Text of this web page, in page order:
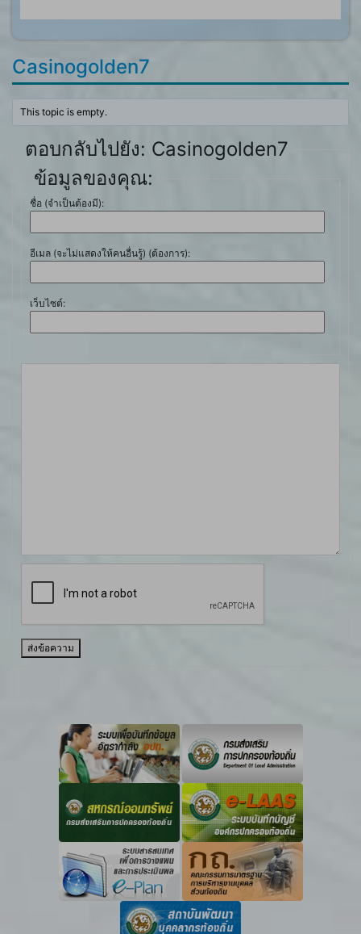
Casinogolden7
This topic is empty.
ตอบกลับไปยัง: Casinogolden7
ข้อมูลของคุณ:
ชื่อ (จำเป็นต้องมี):
อีเมล (จะไม่แสดงให้คนอื่นรู้) (ต้องการ):
เว็บไซต์:
ส่งข้อความ